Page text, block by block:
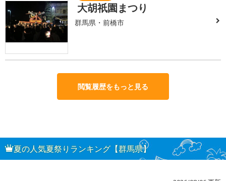
大胡祇園まつり
群馬県・前橋市
閲覧履歴をもっと見る
夏の人気夏祭りランキング【群馬県】